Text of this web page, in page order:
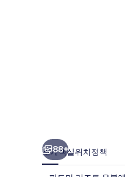
88+
소개객실위치정책